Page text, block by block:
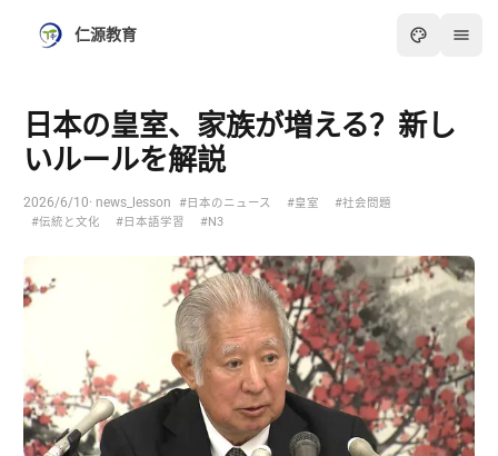
仁源教育
日本の皇室、家族が増える？新し
いルールを解説
2026/6/10· news_lesson #日本のニュース #皇室
#社会問題
#伝統と文化
#日本語学習 #N3